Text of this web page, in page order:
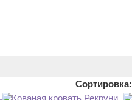
Сортировка: